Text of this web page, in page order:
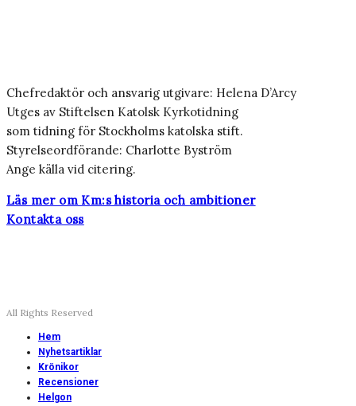
Chefredaktör och ansvarig utgivare: Helena D’Arcy
Utges av Stiftelsen Katolsk Kyrkotidning
som tidning för Stockholms katolska stift.
Styrelseordförande: Charlotte Byström
Ange källa vid citering.
Läs mer om Km:s historia och ambitioner
Kontakta oss
All Rights Reserved
Hem
Nyhetsartiklar
Krönikor
Recensioner
Helgon